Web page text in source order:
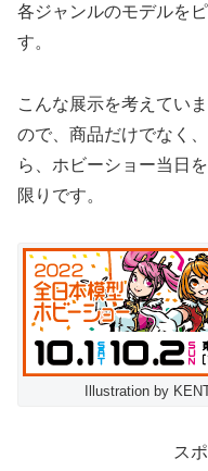
各ジャンルのモデルを
す。
こんな展示を考えてい
ので、商品だけでなく
ら、ホビーショー当日
限りです。
Illustration by
ス